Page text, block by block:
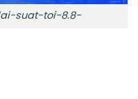
suat-toi-8.8-